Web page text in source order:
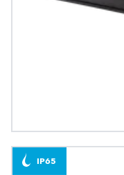
IP65